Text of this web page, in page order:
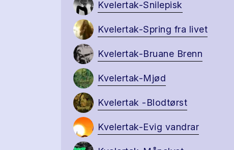
Kvelertak-Snilepisk
Kvelertak-Spring fra livet
Kvelertak-Bruane Brenn
Kvelertak-Mjød
Kvelertak -Blodtørst
Kvelertak-Evig vandrar